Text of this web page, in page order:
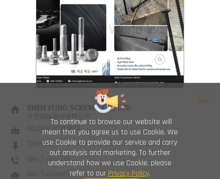
To continue to browse our website will
mean that you agree us to use Cookie. We
use Cookie to provide our service and carry
out analysis and marketing. To further
understand how we use Cookie, please
refer to our Privacy Policy.
SHEH FUNG SCREWS CO., LTD.
MANUFACTURER
TAIWAN
886-7-6116116
886-7-6196601